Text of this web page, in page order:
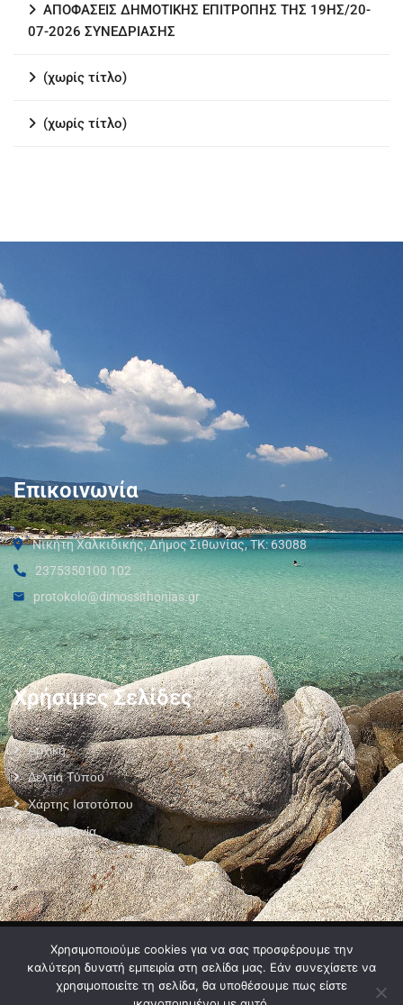
ΑΠΟΦΑΣΕΙΣ ΔΗΜΟΤΙΚΗΣ ΕΠΙΤΡΟΠΗΣ ΤΗΣ 19ΗΣ/20-
07-2026 ΣΥΝΕΔΡΙΑΣΗΣ
(χωρίς τίτλο)
(χωρίς τίτλο)
Επικοινωνία
Νικήτη Χαλκιδικής, Δήμος Σιθωνίας, ΤΚ: 63088
2375350100 102
protokolo@dimossithonias.gr
Χρήσιμες Σελίδες
Αρχική
Δελτία Τύπου
Χάρτης Ιστοτόπου
Επικοινωνία
Όροι Χρήσης
Χρησιμοποιούμε cookies για να σας προσφέρουμε την
καλύτερη δυνατή εμπειρία στη σελίδα μας. Εάν συνεχίσετε να
χρησιμοποιείτε τη σελίδα, θα υποθέσουμε πως είστε